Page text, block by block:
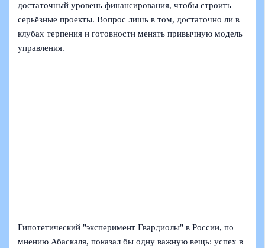
достаточный уровень финансирования, чтобы строить
серьёзные проекты. Вопрос лишь в том, достаточно ли в
клубах терпения и готовности менять привычную модель
управления.
Гипотетический "эксперимент Гвардиолы" в России, по
мнению Абаскаля, показал бы одну важную вещь: успех в